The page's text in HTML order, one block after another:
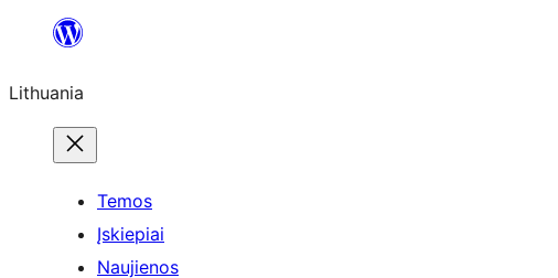
turinio
Lithuania
Temos
Įskiepiai
Naujienos